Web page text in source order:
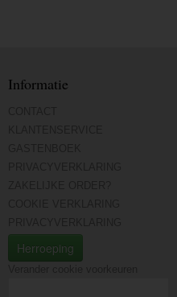
Informatie
Herroeping